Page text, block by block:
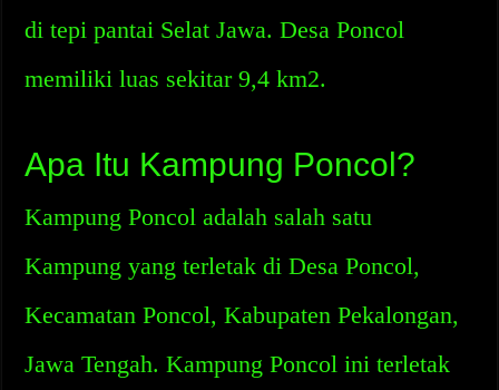
di tepi pantai Selat Jawa. Desa Poncol
memiliki luas sekitar 9,4 km2.
Apa Itu Kampung Poncol?
Kampung Poncol adalah salah satu
Kampung yang terletak di Desa Poncol,
Kecamatan Poncol, Kabupaten Pekalongan,
Jawa Tengah. Kampung Poncol ini terletak